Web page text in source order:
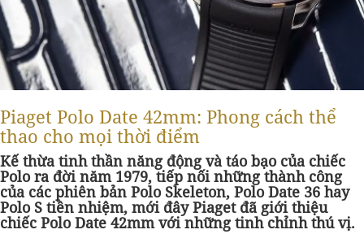
Piaget Polo Date 42mm: Phong cách thể
thao cho mọi thời điểm
Kế thừa tinh thần năng động và táo bạo của chiếc
Polo ra đời năm 1979, tiếp nối những thành công
của các phiên bản Polo Skeleton, Polo Date 36 hay
Polo S tiền nhiệm, mới đây Piaget đã giới thiệu
chiếc Polo Date 42mm với những tinh chỉnh thú vị.